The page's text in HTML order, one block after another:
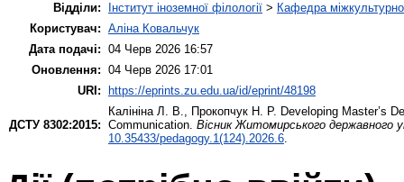
Відділи:
Інститут іноземної філології > Кафедра
Користувач: Аліна Ковальчук
Дата подачі: 04 Черв 2026 16:57
Оновлення: 04 Черв 2026 17:01
URI:
https://eprints.zu.edu.ua/id/eprint/48198
ДСТУ 8302:2015:
Калініна Л. В., Прокопчук Н. Р. Developing Master’s
Communication. Вісник Житомирського державного
10.35433/pedagogy.1(124).2026.6.